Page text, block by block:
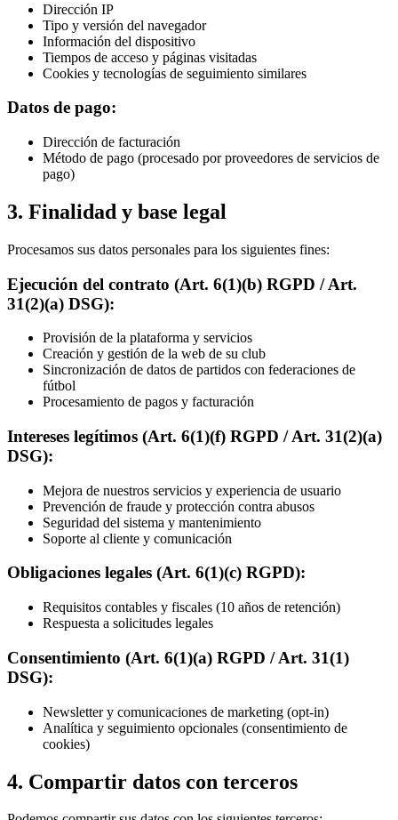
Dirección IP
Tipo y versión del navegador
Información del dispositivo
Tiempos de acceso y páginas visitadas
Cookies y tecnologías de seguimiento similares
Datos de pago:
Dirección de facturación
Método de pago (procesado por proveedores de servicios de
pago)
3. Finalidad y base legal
Procesamos sus datos personales para los siguientes fines:
Ejecución del contrato (Art. 6(1)(b) RGPD / Art.
31(2)(a) DSG):
Provisión de la plataforma y servicios
Creación y gestión de la web de su club
Sincronización de datos de partidos con federaciones de
fútbol
Procesamiento de pagos y facturación
Intereses legítimos (Art. 6(1)(f) RGPD / Art. 31(2)(a)
DSG):
Mejora de nuestros servicios y experiencia de usuario
Prevención de fraude y protección contra abusos
Seguridad del sistema y mantenimiento
Soporte al cliente y comunicación
Obligaciones legales (Art. 6(1)(c) RGPD):
Requisitos contables y fiscales (10 años de retención)
Respuesta a solicitudes legales
Consentimiento (Art. 6(1)(a) RGPD / Art. 31(1)
DSG):
Newsletter y comunicaciones de marketing (opt-in)
Analítica y seguimiento opcionales (consentimiento de
cookies)
4. Compartir datos con terceros